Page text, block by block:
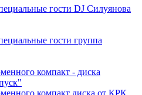
гости DJ Силуянова
гости группа
компакт - диска
компакт диска от КРК